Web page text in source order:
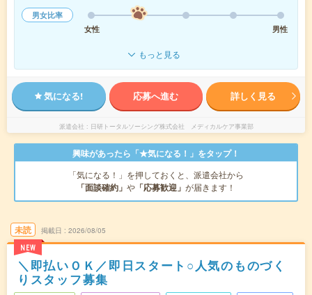
男女比率
女性
男性
もっと見る
気になる! 応募へ進む 詳しく見る
派遣会社 日研トータルソーシング株式会社 メディカルケア事業部
興味があったら「★気になる！」をタップ！
「気になる！」を押しておくと、派遣会社から
「面談確約」 や 「応募歓迎」 が届きます！
未読
NEW
掲載日 2026/08/05
＼即払いＯＫ／即日スタート○人気のものづく
りスタッフ募集